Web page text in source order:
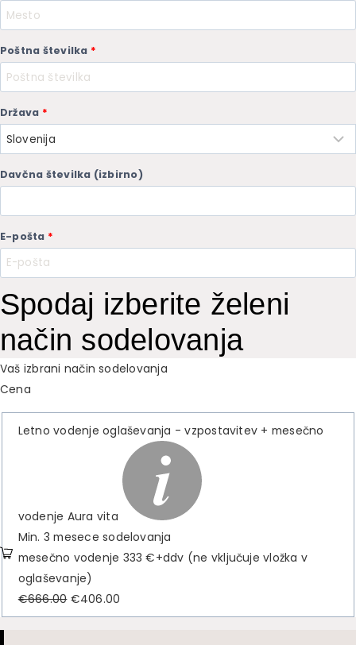
Poštna številka *
Država *
Davčna številka (izbirno)
E-pošta *
Spodaj izberite želeni
način sodelovanja
Vaš izbrani način sodelovanja
Cena
Letno vodenje oglaševanja - vzpostavitev + mesečno
vodenje Aura vita
Min. 3 mesece sodelovanja
mesečno vodenje 333 €+ddv (ne vključuje vložka v
oglaševanje)
€666.00 I
z
€406.00
r